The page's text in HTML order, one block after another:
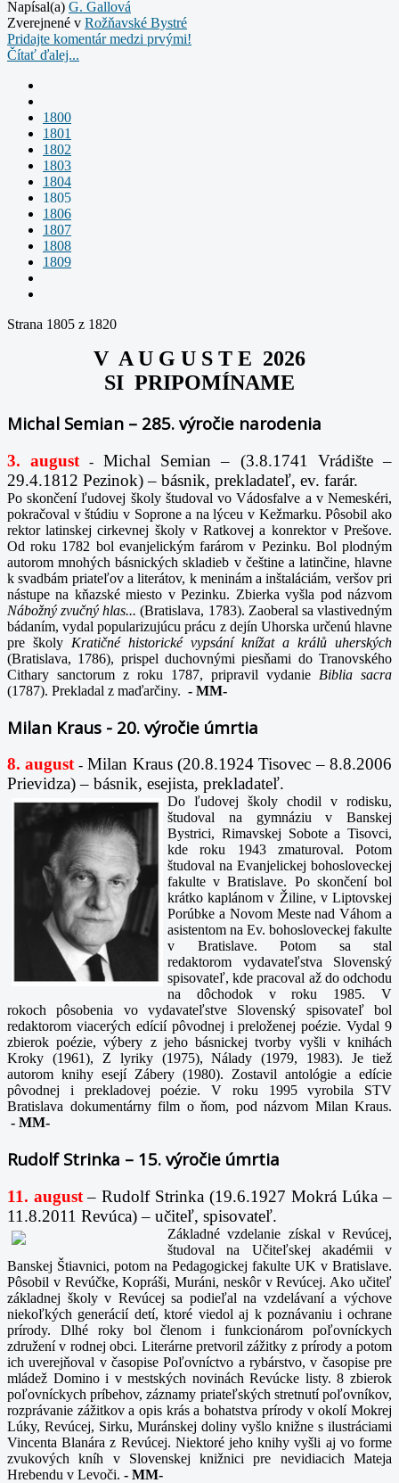
Napísal(a) G. Gallová
Zverejnené v Rožňavské Bystré
Pridajte komentár medzi prvými!
Čítať ďalej...
1800
1801
1802
1803
1804
1805
1806
1807
1808
1809
Strana 1805 z 1820
V A U G U S T E 2026
SI PRIPOMÍNAME
Michal Semian – 285. výročie narodenia
3. august -Michal Semian – (3.8.1741 Vrádište –
29.4.1812 Pezinok) – básnik, prekladateľ, ev. farár.
Po skončení ľudovej školy študoval vo Vádosfalve a v Nemeskéri,
pokračoval v štúdiu v Soprone a na lýceu v Kežmarku. Pôsobil ako
rektor latinskej cirkevnej školy v Ratkovej a konrektor v Prešove.
Od roku 1782 bol evanjelickým farárom v Pezinku. Bol plodným
autorom mnohých básnických skladieb v češtine a latinčine, hlavne
k svadbám priateľov a literátov, k meninám a inštaláciám, veršov pri
nástupe na kňazské miesto v Pezinku. Zbierka vyšla pod názvom
Nábožný zvučný hlas...(Bratislava, 1783). Zaoberal sa vlastivedným
bádaním, vydal popularizujúcu prácu z dejín Uhorska určenú hlavne
pre školy Kratičné historické vypsání knížat a králů uherských
(Bratislava, 1786), prispel duchovnými piesňami do Tranovského
Cithary sanctorum z roku 1787, pripravil vydanie Biblia sacra
(1787). Prekladal z maďarčiny. - MM-
Milan Kraus - 20. výročie úmrtia
8. august -Milan Kraus (20.8.1924 Tisovec – 8.8.2006
Prievidza) – básnik, esejista, prekladateľ.
Do ľudovej školy chodil v rodisku,
študoval na gymnáziu v Banskej
Bystrici, Rimavskej Sobote a Tisovci,
kde roku 1943 zmaturoval. Potom
študoval na Evanjelickej bohosloveckej
fakulte v Bratislave. Po skončení bol
krátko kaplánom v Žiline, v Liptovskej
Porúbke a Novom Meste nad Váhom a
asistentom na Ev. bohosloveckej fakulte
v Bratislave. Potom sa stal
redaktorom vydavateľstva Slovenský
spisovateľ, kde pracoval až do odchodu
na dôchodok v roku 1985. V
rokoch pôsobenia vo vydavateľstve Slovenský spisovateľ bol
redaktorom viacerých edícií pôvodnej i preloženej poézie. Vydal 9
zbierok poézie, výbery z jeho básnickej tvorby vyšli v knihách
Kroky (1961), Z lyriky (1975), Nálady (1979, 1983). Je tiež
autorom knihy esejí Zábery (1980). Zostavil antológie a edície
pôvodnej i prekladovej poézie. V roku 1995 vyrobila STV
Bratislava dokumentárny film o ňom, pod názvom Milan Kraus.
- MM-
Rudolf Strinka – 15. výročie úmrtia
11. august – Rudolf Strinka (19.6.1927 Mokrá Lúka –
11.8.2011 Revúca) – učiteľ, spisovateľ.
Základné vzdelanie získal v Revúcej,
študoval na Učiteľskej akadémii v
Banskej Štiavnici, potom na Pedagogickej fakulte UK v Bratislave.
Pôsobil v Revúčke, Kopráši, Muráni, neskôr v Revúcej. Ako učiteľ
základnej školy v Revúcej sa podieľal na vzdelávaní a výchove
niekoľkých generácií detí, ktoré viedol aj k poznávaniu i ochrane
prírody. Dlhé roky bol členom i funkcionárom poľovníckych
združení v rodnej obci. Literárne pretvoril zážitky z prírody a potom
ich uverejňoval v časopise Poľovníctvo a rybárstvo, v časopise pre
mládež Domino i v mestských novinách Revúcke listy. 8 zbierok
poľovníckych príbehov, záznamy priateľských stretnutí poľovníkov,
rozprávanie zážitkov a opis krás a bohatstva prírody v okolí Mokrej
Lúky, Revúcej, Sirku, Muránskej doliny vyšlo knižne s ilustráciami
Vincenta Blanára z Revúcej. Niektoré jeho knihy vyšli aj vo forme
zvukových kníh v Slovenskej knižnici pre nevidiacich Mateja
Hrebendu v Levoči. - MM-